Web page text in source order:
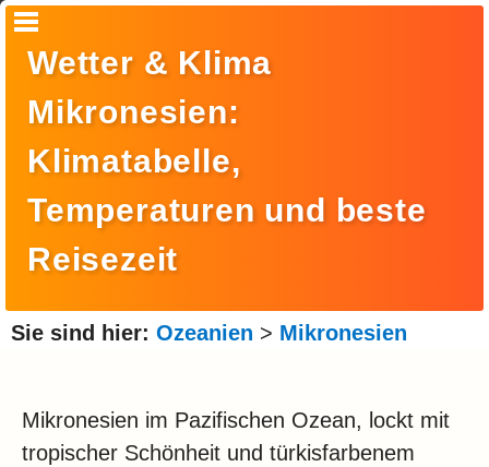
Amerika
Asien
Afrika
Ozeanien
Reisemonat
Wetter & Klima
Mikronesien:
Klimatabelle,
Temperaturen und beste
Reisezeit
Sie sind hier: Ozeanien > Mikronesien
Mikronesien im Pazifischen Ozean, lockt mit
tropischer Schönheit und türkisfarbenem